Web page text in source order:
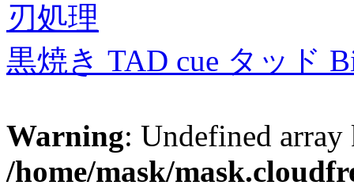
刃処理
黒焼き TAD cue タッド
Warning: Undefined
/home/mask/